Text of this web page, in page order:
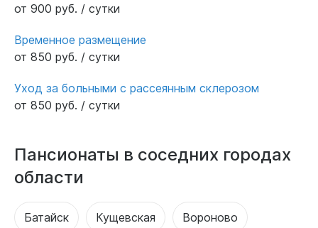
от 900 руб. / сутки
Временное размещение
от 850 руб. / сутки
Уход за больными с рассеянным склерозом
от 850 руб. / сутки
Пансионаты в соседних городах
области
Батайск Кущевская Вороново